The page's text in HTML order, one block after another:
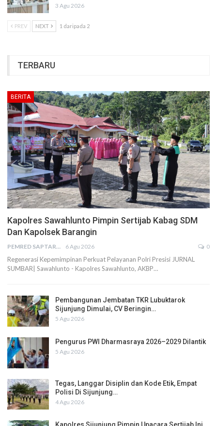
3 Agu 2026
PREV NEXT 1 daripada 2
TERBARU
BERITA
Kapolres Sawahlunto Pimpin Sertijab Kabag SDM
Dan Kapolsek Barangin
PEMRED SAPTARIUS 6 Agu 2026 0
Regenerasi Kepemimpinan Perkuat Pelayanan Polri Presisi JURNAL
SUMBAR| Sawahlunto - Kapolres Sawahlunto, AKBP…
Pembangunan Jembatan TKR Lubuktarok
Sijunjung Dimulai, CV Beringin…
5 Agu 2026
Pengurus PWI Dharmasraya 2026–2029 Dilantik
5 Agu 2026
Tegas, Langgar Disiplin dan Kode Etik, Empat
Polisi Di Sijunjung…
4 Agu 2026